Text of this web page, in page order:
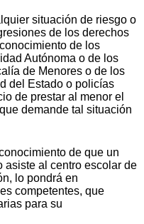
situación de riesgo o
de los derechos
de los
Autónoma o de los
de Menores o de los
del Estado o policías
de prestar al menor el
demande tal situación
de que un
asiste al centro escolar de
lo pondrá en
competentes, que
para su